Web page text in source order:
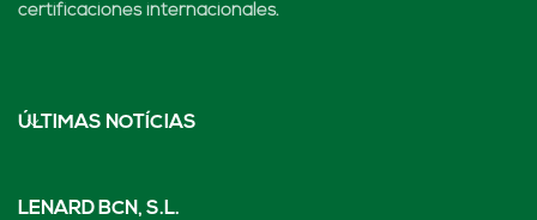
certificaciones internacionales.
ÚLTIMAS NOTÍCIAS
LENARD BCN, S.L.